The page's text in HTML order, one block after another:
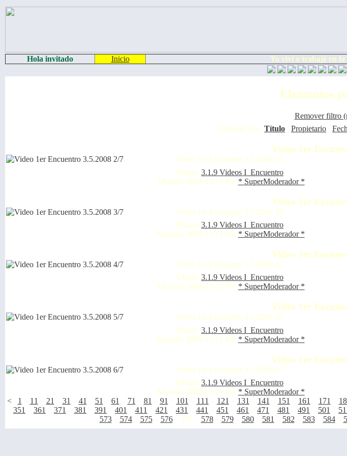
Hola invitado Inicio Yo viví o trabajé en
Elementos
Remover filtro
Ordenar por: Título Propietario
Video 1er
Video 1er Encuentro 3.5.2008 2/7
Álbum: 3.1.9 Videos I_Encuentro.
Añadido 2008-13-11 Por * SuperModerador *
Video 1er
Video 1er Encuentro 3.5.2008 3/7
Álbum: 3.1.9 Videos I_Encuentro.
Añadido 2008-13-11 Por * SuperModerador *
Video 1er
Video 1er Encuentro 3.5.2008 4/7
Álbum: 3.1.9 Videos I_Encuentro.
Añadido 2008-13-11 Por * SuperModerador *
Video 1er
Video 1er Encuentro 3.5.2008 5/7
Álbum: 3.1.9 Videos I_Encuentro.
Añadido 2008-13-11 Por * SuperModerador *
Video 1er
Video 1er Encuentro 3.5.2008 6/7
Álbum: 3.1.9 Videos I_Encuentro.
Añadido 2008-13-11 Por * SuperModerador *
<
1 – 11 – 21 – 31 – 41 – 51 – 61 – 71 – 81 – 91 – 101 – 111 – 121 – 131 – 141 – 151 – 161 – 171 –
– 351 – 361 – 371 – 381 – 391 – 401 – 411 – 421 – 431 – 441 – 451 – 461 – 471 – 481 – 491 – 501 –
– 573– 574– 575– 576– 577– 578– 579– 580– 581 – 582 – 583– 584–